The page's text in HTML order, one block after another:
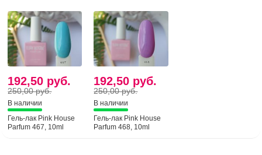
192,50 руб.
250,00 руб.
В наличии
Гель-лак Pink House
Parfum 467, 10ml
192,50 руб.
250,00 руб.
В наличии
Гель-лак Pink House
Parfum 468, 10ml